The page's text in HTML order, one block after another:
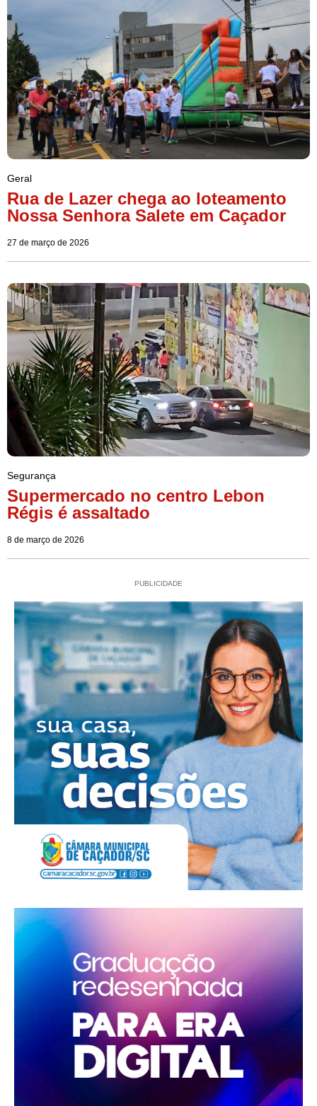
Geral
Rua de Lazer chega ao loteamento
Nossa Senhora Salete em Caçador
27 de março de 2026
Segurança
Supermercado no centro Lebon
Régis é assaltado
8 de março de 2026
PUBLICIDADE